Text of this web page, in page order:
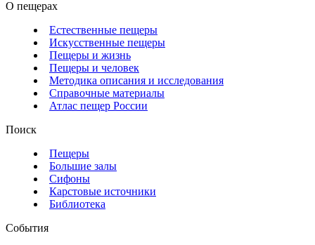
О пещерах
Естественные пещеры
Искусственные пещеры
Пещеры и жизнь
Пещеры и человек
Методика описания и исследования
Справочные материалы
Атлас пещер России
Поиск
Пещеры
Большие залы
Сифоны
Карстовые источники
Библиотека
События